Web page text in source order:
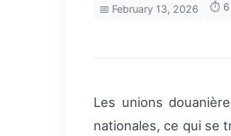
📅 February 13, 2026 ⏱️ 6
Les unions
nationales, ce qui se